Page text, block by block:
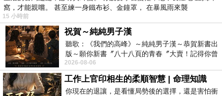
下禮拜要體檢了
整個就讓人覺得厭煩
因為崽崽我又得一早去中壢總公司
然後趕回來上班
雖然
窩，才能親嚐。 甚至練一身鐵布衫、金鐘罩， 在暴風雨來襲
15 小時前
祝賀～純純男子漢
聽歌：《我們的高峰》～純純男子漢～恭賀新書出
版～願你新書〞八十八頁的青春〞大賣！記得你曾
經在我的版留言…「好讚的圖^^感覺大家
2026-08-06
工作上官印相生的柔順智慧 | 命理知識
你現在的退讓，是看懂局勢後的選擇，還是害怕衝